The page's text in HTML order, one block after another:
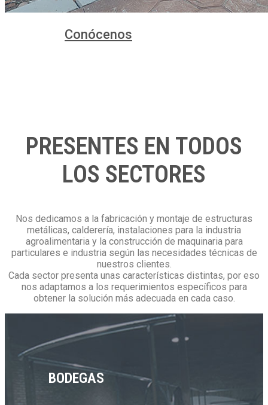
Conócenos
PRESENTES EN TODOS
LOS SECTORES
Nos dedicamos a la fabricación y montaje de estructuras
metálicas, calderería, instalaciones para la industria
agroalimentaria y la construcción de maquinaria para
particulares e industria según las necesidades técnicas de
nuestros clientes.
Cada sector presenta unas características distintas, por eso
nos adaptamos a los requerimientos específicos para
obtener la solución más adecuada en cada caso.
BODEGAS